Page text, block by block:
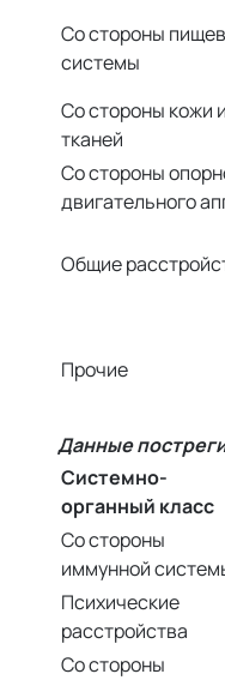
Со стороны
системы
Со стороны кожи
тканей
Со стороны
двигательного
Общие
Прочие
Данные
Системно-
органный класс
Со стороны
иммунной
Психические
расстройства
Со стороны